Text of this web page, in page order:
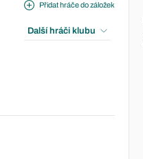
Přidat hráče do záložek
Další hráči klubu